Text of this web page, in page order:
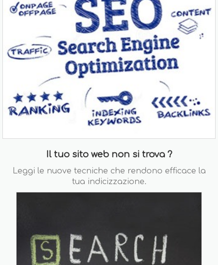
Il tuo sito web non si trova ?
Leggi le nuove tecniche che rendono efficace la
tua indicizzazione.